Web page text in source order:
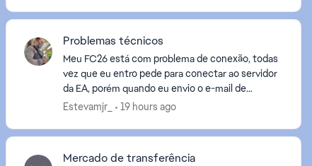
Problemas técnicos
Meu FC26 está com problema de conexão, todas
vez que eu entro pede para conectar ao servidor
da EA, porém quando eu envio o e-mail de
confirmação, o código nunca chega, tentei
Estevamjr_ 19 hours ago
Mercado de transferência